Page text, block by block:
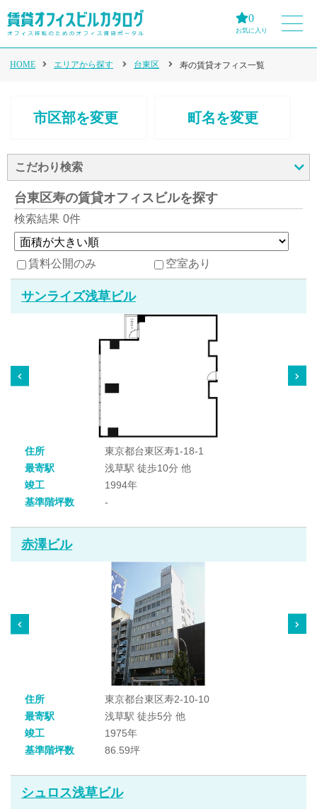
0
お気に入り
HOME エリアから探す 台東区 寿の賃貸オフィス一覧
市区部を変更 町名を変更
こだわり検索
台東区寿の賃貸オフィスビルを探す
検索結果 0件
賃料公開のみ 空室あり
サンライズ浅草ビル
住所
東京都台東区寿1-18-1
最寄駅
浅草駅 徒歩10分 他
竣工
1994年
基準階坪数
-
赤澤ビル
住所
東京都台東区寿2-10-10
最寄駅
浅草駅 徒歩5分 他
竣工
1975年
基準階坪数
86.59坪
シュロス浅草ビル